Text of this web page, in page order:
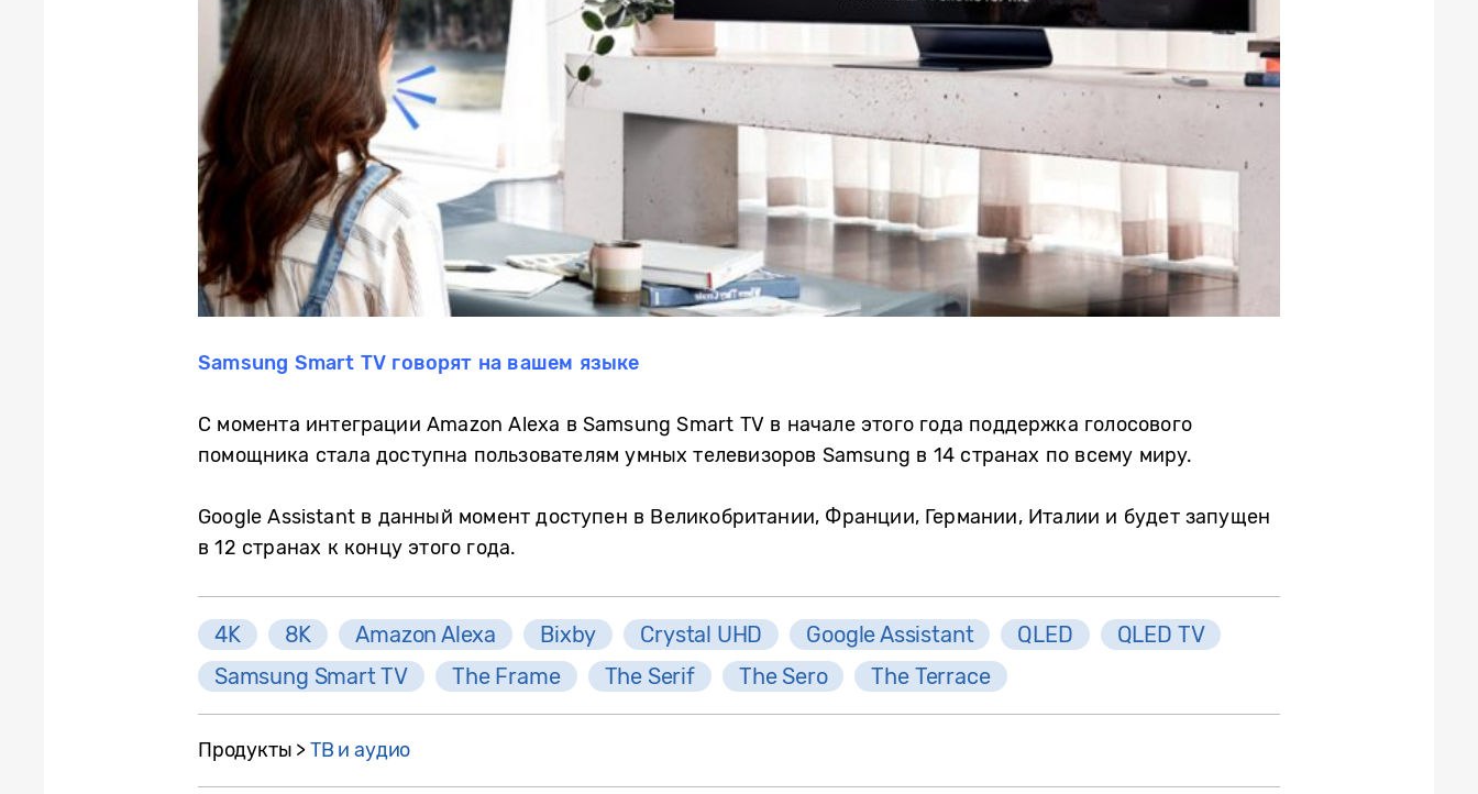
Samsung Smart TV говорят на вашем языке
С момента интеграции Amazon Alexa в Samsung Smart TV в начале этого года поддержка голосового
помощника стала доступна пользователям умных телевизоров Samsung в 14 странах по всему миру.
Google Assistant в данный момент доступен в Великобритании, Франции, Германии, Италии и будет запущен
в 12 странах к концу этого года.
4K 8K Amazon Alexa Bixby Crystal UHD Google Assistant QLED
QLED TV
Samsung Smart TV
The Frame The Serif The Sero The Terrace
Продукты >ТВ и аудио